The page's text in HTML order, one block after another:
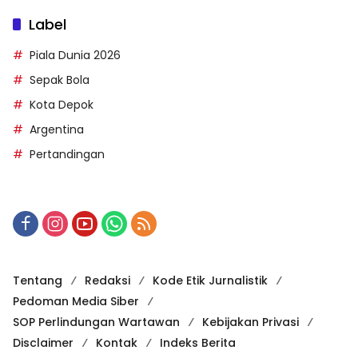
Kabupaten Bogor, Jawa Barat
081210422846
info@harianesia.com
Kategori
Edukasi
Politik
Investigasi
Label